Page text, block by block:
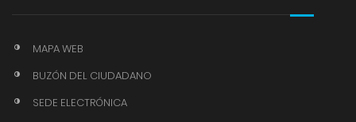
MAPA WEB
BUZÓN DEL CIUDADANO
SEDE ELECTRÓNICA